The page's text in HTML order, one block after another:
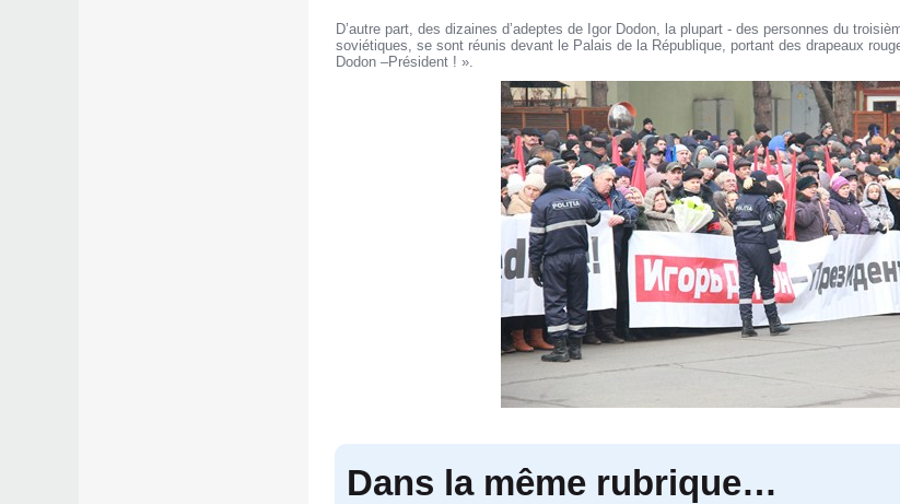
D’autre part, des dizaines d’adeptes de Igor Dodon, la plupart - des personnes du
soviétiques, se sont réunis devant le Palais de la République, portant des drapeaux
Dodon –Président ! ».
Dans la même rubrique…